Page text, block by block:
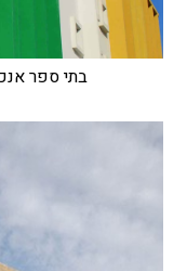
בתי ספר